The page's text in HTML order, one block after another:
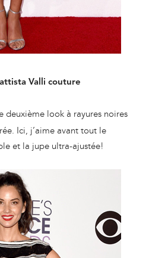
Valli couture
deuxième look à rayures noires
Ici, j’aime avant tout le
et la jupe ultra-ajustée!